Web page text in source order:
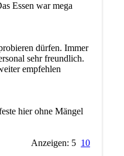
Essen war mega
dürfen. Immer
sehr freundlich.
empfehlen
hier ohne Mängel
Anzeigen: 5 10